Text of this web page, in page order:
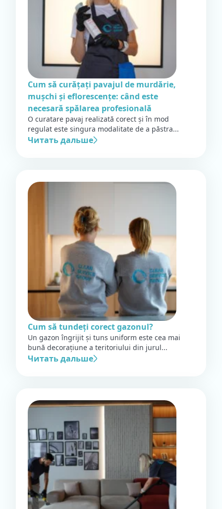
Cum să curățați pavajul de murdărie,
mușchi și eflorescențe: când este
necesară spălarea profesională
O curatare pavaj realizată corect și în mod
regulat este singura modalitate de a păstra...
Читать дальше
Cum să tundeți corect gazonul?
Un gazon îngrijit și tuns uniform este cea mai
bună decorațiune a teritoriului din jurul...
Читать дальше